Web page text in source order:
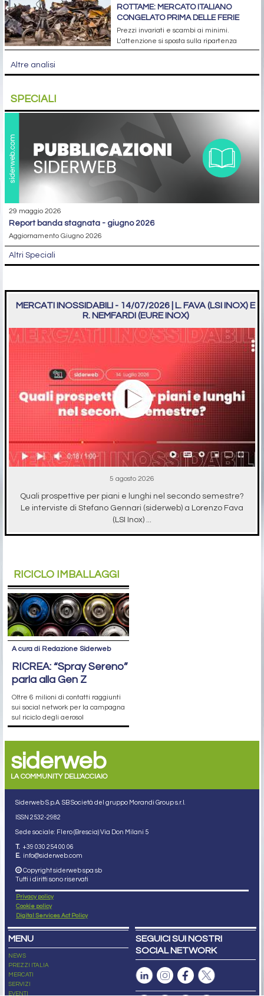
ROTTAME: MERCATO ITALIANO
CONGELATO PRIMA DELLE FERIE
Prezzi invariati e scambi ai minimi.
L’attenzione si sposta sulla ripartenza
Altre analisi
SPECIALI
29 maggio 2026
report banda stagnata - giugno 2026
Aggiornamento Giugno 2026
Altri Speciali
MERCATI INOSSIDABILI - 14/07/2026 | L. FAVA (LSI INOX) E
R. NEMFARDI (EURE INOX)
5 agosto 2026
Quali prospettive per piani e lunghi nel secondo semestre?
Le interviste di Stefano Gennari (siderweb) a Lorenzo Fava
(LSI Inox) ...
RICICLO IMBALLAGGI
A cura di Redazione Siderweb
RICREA: “Spray Sereno”
parla alla Gen Z
Oltre 6 milioni di contatti raggiunti
sui social network per la campagna
sul riciclo degli aerosol
siderweb
LA COMMUNITY DELL'ACCIAIO
Siderweb S.p.A. SB Società del gruppo Morandi Group s.r.l.
ISSN 2532-2982
Sede sociale: Flero (Brescia) Via Don Milani 5
T. +39 030 254 00 06
E. info@siderweb.com
Copyright siderweb spa sb
Tutti i diritti sono riservati
Privacy policy
Cookie policy
Digital Services Act Policy
MENU
NEWS
PREZZI ITALIA
MERCATI
SERVIZI
EVENTI
SEGUICI SUI NOSTRI
SOCIAL NETWORK